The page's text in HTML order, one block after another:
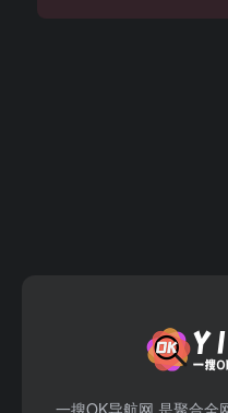
一搜OK导航网,是聚合全